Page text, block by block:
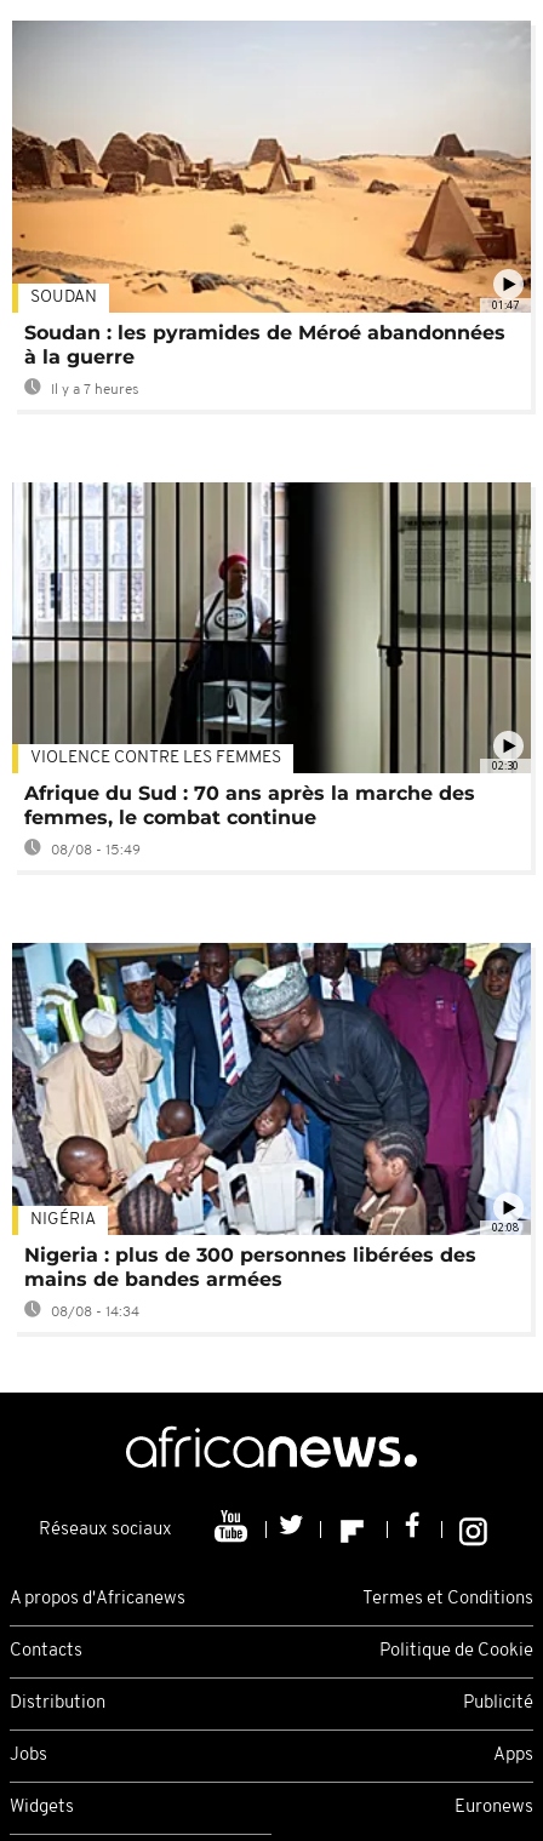
01:47
SOUDAN
Soudan : les pyramides de Méroé abandonnées
à la guerre
Il y a 7 heures
02:30
VIOLENCE CONTRE LES FEMMES
Afrique du Sud : 70 ans après la marche des
femmes, le combat continue
08/08 - 15:49
02:08
NIGÉRIA
Nigeria : plus de 300 personnes libérées des
mains de bandes armées
08/08 - 14:34
Réseaux sociaux
A propos d'Africanews Termes et Conditions
Contacts Politique de Cookie
Distribution Publicité
Jobs Apps
Widgets Euronews